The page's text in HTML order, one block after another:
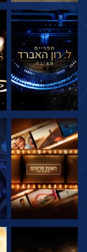
בדוק את הסדרה
בדוק את הסדרה